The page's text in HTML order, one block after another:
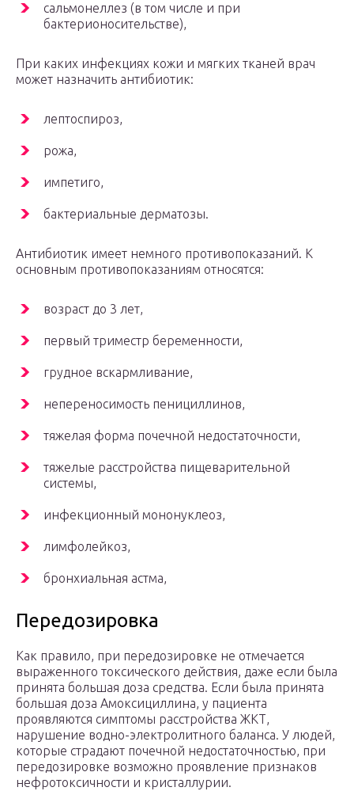
сальмонеллез (в том числе и при
бактерионосительстве),
При каких инфекциях кожи и мягких тканей врач
может назначить антибиотик:
лептоспироз,
рожа,
импетиго,
бактериальные дерматозы.
Антибиотик имеет немного противопоказаний. К
основным противопоказаниям относятся:
возраст до 3 лет,
первый триместр беременности,
грудное вскармливание,
непереносимость пенициллинов,
тяжелая форма почечной недостаточности,
тяжелые расстройства пищеварительной
системы,
инфекционный мононуклеоз,
лимфолейкоз,
бронхиальная астма,
Передозировка
Как правило, при передозировке не отмечается
выраженного токсического действия, даже если была
принята большая доза средства. Если была принята
большая доза Амоксициллина, у пациента
проявляются симптомы расстройства ЖКТ,
нарушение водно-электролитного баланса. У людей,
которые страдают почечной недостаточностью, при
передозировке возможно проявление признаков
нефротоксичности и кристаллурии.